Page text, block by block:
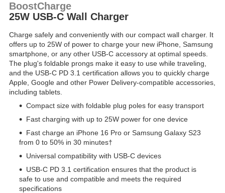
BoostCharge
25W USB-C Wall Charger
Charge safely and conveniently with our compact wall charger. It
offers up to 25W of power to charge your new iPhone, Samsung
smartphone, or any other USB-C accessory at optimal speeds.
The plug's foldable prongs make it easy to use while traveling,
and the USB-C PD 3.1 certification allows you to quickly charge
Apple, Google and other Power Delivery-compatible accessories,
including tablets.
Compact size with foldable plug poles for easy transport
Fast charging with up to 25W power for one device
Fast charge an iPhone 16 Pro or Samsung Galaxy S23
from 0 to 50% in 30 minutes†
Universal compatibility with USB-C devices
USB-C PD 3.1 certification ensures that the product is
safe to use and compatible and meets the required
specifications